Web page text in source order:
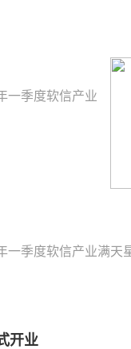
一季度软信产业
季度软信产业满天
开业